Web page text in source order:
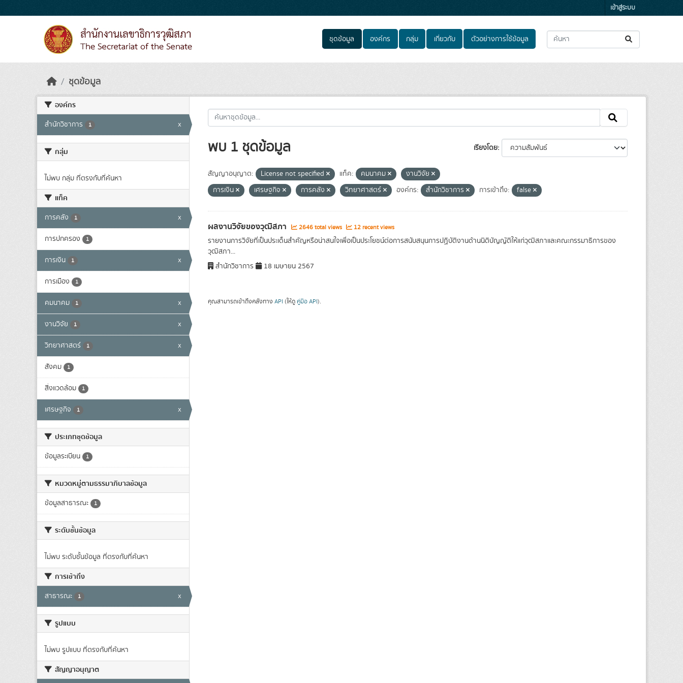
เข้าสู่ระบบ
ชุดข้อมูล องค์กร กลุ่ม เกี่ยวกับ ตัวอย่างการใช้ข้อมูล
ชุดข้อมูล
องค์กร
สำนักวิชาการ 1 x
กลุ่ม
ไม่พบ กลุ่ม ที่ตรงกับที่ค้นหา
แท็ค
การคลัง 1 x
การปกครอง 1
การเงิน 1 x
การเมือง 1
คมนาคม 1 x
งานวิจัย 1 x
วิทยาศาสตร์ 1 x
สังคม 1
สิ่งแวดล้อม 1
เศรษฐกิจ 1 x
ประเภทชุดข้อมูล
ข้อมูลระเบียน 1
หมวดหมู่ตามธรรมาภิบาลข้อมูล
ข้อมูลสาธารณะ 1
ระดับชั้นข้อมูล
ไม่พบ ระดับชั้นข้อมูล ที่ตรงกับที่ค้นหา
การเข้าถึง
สาธารณะ 1 x
รูปแบบ
ไม่พบ รูปแบบ ที่ตรงกับที่ค้นหา
สัญญาอนุญาต
เรียงโดย
พบ 1 ชุดข้อมูล
สัญญาอนุญาต: License not specified แท็ค: คมนาคม
งานวิจัย
การเงิน
เศรษฐกิจ การคลัง วิทยาศาสตร์ องค์กร: สำนักวิชาการ การเข้าถึง: false
ผลงานวิจัยของวุฒิสภา 2646 total views 12 recent views
รายงานการวิจัยที่เป็นประเด็นสำคัญหรือน่าสนใจเพื่อเป็นประโยชน์ต่อการสนับสนุนการปฏิบัติงานด้านนิติบัญญัติให้แก่วุฒิสภาและคณะกรรมาธิการของ
วุฒิสภา...
สำนักวิชาการ
18 เมษายน 2567
คุณสามารถเข้าถึงคลังทาง API (ให้ดู คู่มือ API).